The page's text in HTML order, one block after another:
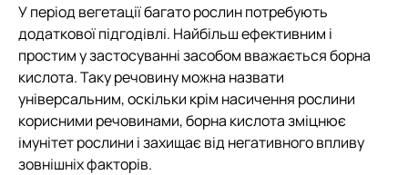
У період вегетації багато рослин потребують
додаткової підгодівлі. Найбільш ефективним і
простим у застосуванні засобом вважається борна
кислота. Таку речовину можна назвати
універсальним, оскільки крім насичення рослини
корисними речовинами, борна кислота зміцнює
імунітет рослини і захищає від негативного впливу
зовнішніх факторів.